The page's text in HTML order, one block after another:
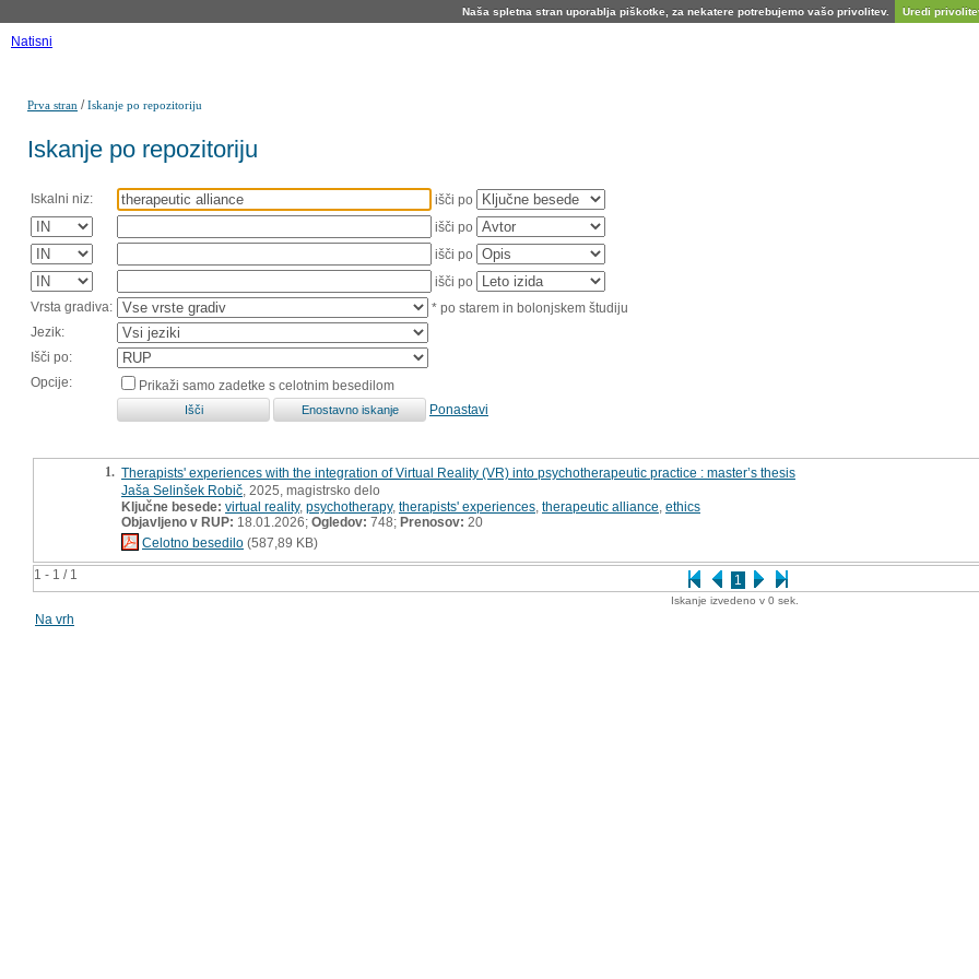
Naša spletna stran uporablja piškotke, za nekatere potrebujemo vašo privolitev. Uredi
Natisni
Prva stran /Iskanje po repozitoriju
Iskanje po repozitoriju
Iskalni niz:
išči po
išči po
išči po
išči po
Vrsta gradiva:
* po starem in bolonjskem študiju
Jezik:
Išči po:
Opcije:
Prikaži samo zadetke s celotnim besedilom
Ponastavi
1 - 1 / 1 1
1. Therapists' experiences with the integration of Virtual Reality (VR) into psychotherapeutic practice : master’s thesis
Jaša Selinšek Robič , 2025, magistrsko delo
Ključne besede: virtual reality, psychotherapy, therapists' experiences therapeutic alliance ethics
Objavljeno v RUP: 18.01.2026; Ogledov: 748; Prenosov: 20
Celotno besedilo (587,89 KB)
Iskanje izvedeno v 0 sek.
Na vrh